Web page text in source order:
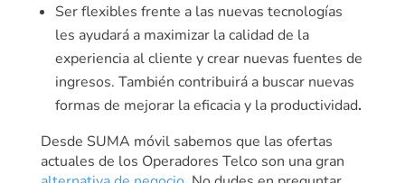
Ser flexibles frente a las nuevas tecnologías
les ayudará a maximizar la calidad de la
experiencia al cliente y crear nuevas fuentes de
ingresos. También contribuirá a buscar nuevas
formas de mejorar la eficacia y la productividad.
Desde SUMA móvil sabemos que las ofertas
actuales de los Operadores Telco son una gran